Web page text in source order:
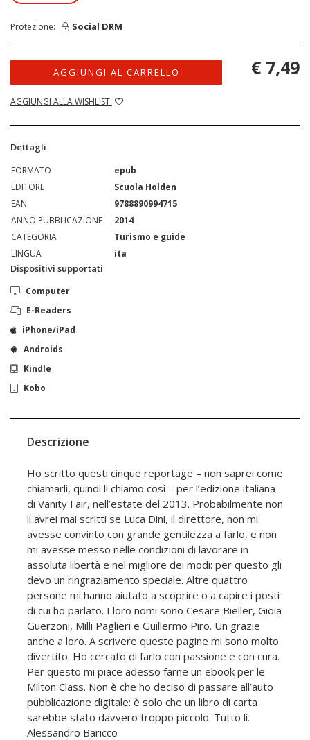
Protezione: Social DRM
AGGIUNGI AL CARRELLO
AGGIUNGI ALLA WISHLIST
€ 7,49
Dettagli
FORMATO
epub
EDITORE
Scuola Holden
EAN
9788890994715
ANNO PUBBLICAZIONE
2014
CATEGORIA
Turismo e guide
LINGUA
ita
Dispositivi supportati
Computer
E-Readers
iPhone/iPad
Androids
Kindle
Kobo
Descrizione
Ho scritto questi cinque reportage – non saprei come
chiamarli, quindi li chiamo così – per l’edizione italiana
di Vanity Fair, nell’estate del 2013. Probabilmente non
li avrei mai scritti se Luca Dini, il direttore, non mi
avesse convinto con grande gentilezza a farlo, e non
mi avesse messo nelle condizioni di lavorare in
assoluta libertà e nel migliore dei modi: per questo gli
devo un ringraziamento speciale. Altre quattro
persone mi hanno aiutato a scoprire o a capire i posti
di cui ho parlato. I loro nomi sono Cesare Bieller, Gioia
Guerzoni, Milli Paglieri e Guillermo Piro. Un grazie
anche a loro. A scrivere queste pagine mi sono molto
divertito. Ho cercato di farlo con passione e con cura.
Per questo mi piace adesso farne un ebook per le
Milton Class. Non è che ho deciso di passare all’auto
pubblicazione digitale: è solo che un libro di carta
sarebbe stato davvero troppo piccolo. Tutto lì.
Alessandro Baricco